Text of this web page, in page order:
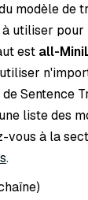
modèle de
à utiliser
est all-
Sentence
liste des
vous à la
.
)